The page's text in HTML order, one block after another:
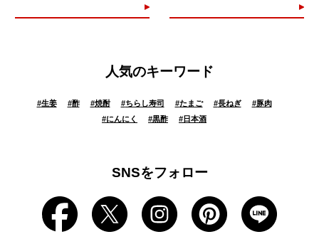
人気のキーワード
#生姜 #酢 #焼酎 #ちらし寿司 #たまご #長ねぎ #豚肉
#にんにく #黒酢 # 日本酒
SNSをフォロー